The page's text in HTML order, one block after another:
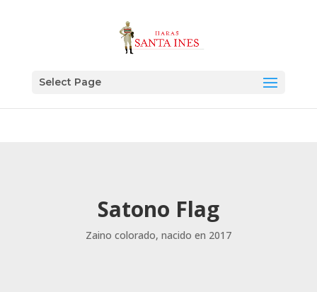
Select Page
Satono Flag
Zaino colorado, nacido en 2017